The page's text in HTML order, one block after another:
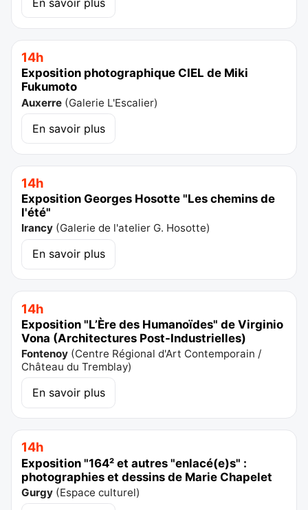
14h
Exposition photographique CIEL de Miki
Fukumoto
Auxerre (Galerie L'Escalier)
En savoir plus
14h
Exposition Georges Hosotte "Les chemins de
l'été"
Irancy (Galerie de l'atelier G. Hosotte)
En savoir plus
14h
Exposition "L’Ère des Humanoïdes" de Virginio
Vona (Architectures Post-IndustrieIles)
Fontenoy (Centre Régional d'Art Contemporain /
Château du Tremblay)
En savoir plus
14h
Exposition "164² et autres "enlacé(e)s" :
photographies et dessins de Marie Chapelet
Gurgy (Espace culturel)